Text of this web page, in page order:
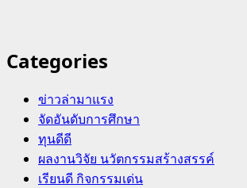
Categories
ข่าวล่ามาแรง
จัดอันดับการศึกษา
ทุนดีดี
ผลงานวิจัย นวัตกรรมสร้างสรรค์
เรียนดี กิจกรรมเด่น